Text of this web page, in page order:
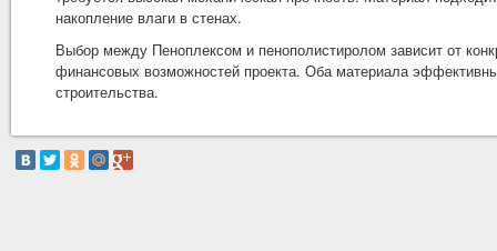
накопление влаги в стенах.
Выбор между Пеноплексом и пенополистиролом зависит от
финансовых возможностей проекта. Оба материала
строительства.